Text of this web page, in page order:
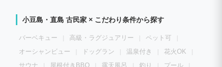
小豆島・直島 古民家 × こだわり条件から探す
バーベキュー 高級・ラグジュアリー
ペット可
オーシャンビュー
ドッグラン 温泉付き
花火OK
サウナ
屋根付きBBQ 露天風呂 釣り
プール